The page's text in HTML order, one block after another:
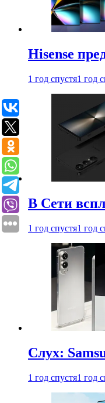
Hisense
1 год спустя1 год
В Сети
1 год спустя1 год
Слух:
1 год спустя1 год